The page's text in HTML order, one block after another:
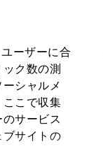
ーザーに合
ク数の測
シャルメ
こで収集
サービス
サイトの